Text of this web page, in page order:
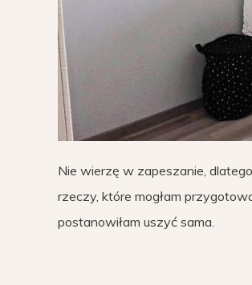
Nie wierzę w zapeszanie,
rzeczy, które mogłam
postanowiłam uszyć sama.